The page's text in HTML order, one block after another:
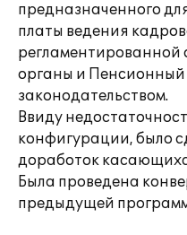
предназначенного
платы ведения
регламентированной
органы и Пенсионный
законодательством.
Ввиду
конфигурации, было
доработок
Была проведена
предыдущей